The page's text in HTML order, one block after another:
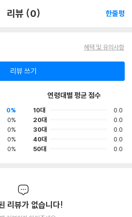
리뷰 (0) 한줄평
혜택 및 유의사항
리뷰 쓰기
0%
0%
0%
0%
0%
연령대별 평균 점수
10대
0.0
20대
0.0
30대
0.0
40대
0.0
50대
0.0
리뷰가 없습니다!